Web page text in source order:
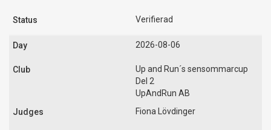
Verifierad
2026-08-06
Up and Run´s sensommarcup
Del 2
UpAndRun AB
Fiona Lövdinger